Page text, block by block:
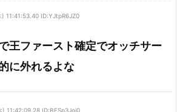
11:41:53.40 ID:YJtpR6JZ0
王ファースト確定でオッチサー
に外れるよな
) 11:42:09.28 ID:BFSp3Joi0